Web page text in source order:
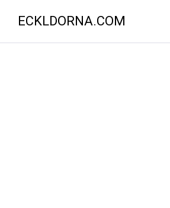
ECKLDORNA.COM